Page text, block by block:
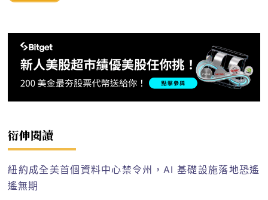
衍伸閱讀
紐約成全美首個資料中心禁令州，AI 基礎設施落地恐遙
遙無期